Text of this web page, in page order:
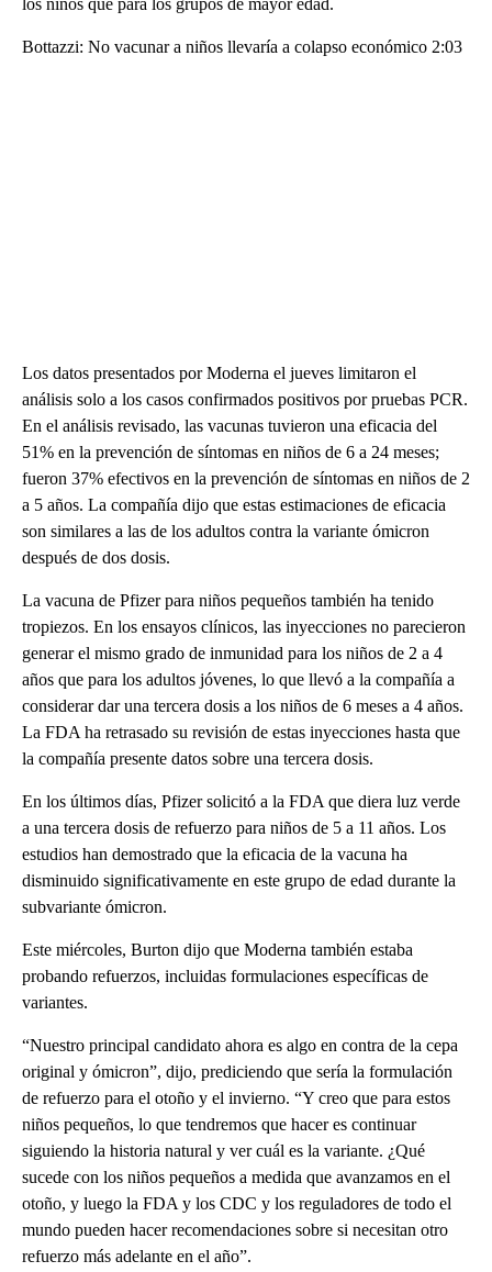
los niños que para los grupos de mayor edad.
Bottazzi: No vacunar a niños llevaría a colapso económico 2:03
Los datos presentados por Moderna el jueves limitaron el
análisis solo a los casos confirmados positivos por pruebas PCR.
En el análisis revisado, las vacunas tuvieron una eficacia del
51% en la prevención de síntomas en niños de 6 a 24 meses;
fueron 37% efectivos en la prevención de síntomas en niños de 2
a 5 años. La compañía dijo que estas estimaciones de eficacia
son similares a las de los adultos contra la variante ómicron
después de dos dosis.
La vacuna de Pfizer para niños pequeños también ha tenido
tropiezos. En los ensayos clínicos, las inyecciones no parecieron
generar el mismo grado de inmunidad para los niños de 2 a 4
años que para los adultos jóvenes, lo que llevó a la compañía a
considerar dar una tercera dosis a los niños de 6 meses a 4 años.
La FDA ha retrasado su revisión de estas inyecciones hasta que
la compañía presente datos sobre una tercera dosis.
En los últimos días, Pfizer solicitó a la FDA que diera luz verde
a una tercera dosis de refuerzo para niños de 5 a 11 años. Los
estudios han demostrado que la eficacia de la vacuna ha
disminuido significativamente en este grupo de edad durante la
subvariante ómicron.
Este miércoles, Burton dijo que Moderna también estaba
probando refuerzos, incluidas formulaciones específicas de
variantes.
“Nuestro principal candidato ahora es algo en contra de la cepa
original y ómicron”, dijo, prediciendo que sería la formulación
de refuerzo para el otoño y el invierno. “Y creo que para estos
niños pequeños, lo que tendremos que hacer es continuar
siguiendo la historia natural y ver cuál es la variante. ¿Qué
sucede con los niños pequeños a medida que avanzamos en el
otoño, y luego la FDA y los CDC y los reguladores de todo el
mundo pueden hacer recomendaciones sobre si necesitan otro
refuerzo más adelante en el año”.